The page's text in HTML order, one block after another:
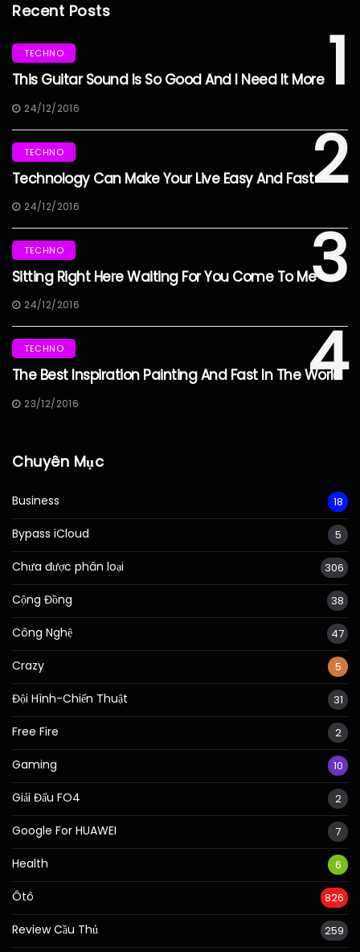
Recent Posts
1
TECHNO
This Guitar Sound Is So Good And I Need It More
24/12/2016
2
TECHNO
Technology Can Make Your Live Easy And Fast
24/12/2016
3
TECHNO
Sitting Right Here Waiting For You Come To Me
24/12/2016
4
TECHNO
The Best Inspiration Painting And Fast In The World
23/12/2016
Chuyên Mục
Business 18
Bypass iCloud 5
Chưa được phân loại 306
Cộng Đồng 38
Công Nghệ 47
Crazy 5
Đội Hình-Chiến Thuật 31
Free Fire 2
Gaming 10
Giải Đấu FO4 2
Google For HUAWEI 7
Health 6
Ôtô 826
Review Cầu Thủ 259